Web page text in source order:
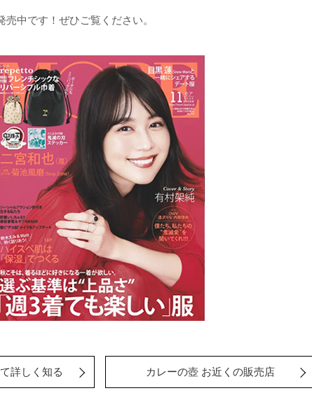
中です！ぜひご覧ください。
詳しく知る カレーの壺 お近くの販売店